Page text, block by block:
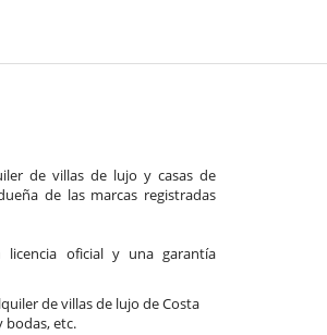
de villas de lujo y casas de
de las marcas registradas
licencia oficial y una garantía
de villas de lujo de Costa
bodas, etc.